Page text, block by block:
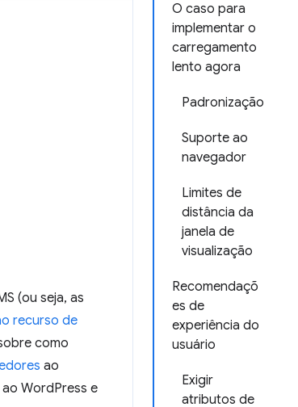
O caso para
implementar o
carregamento
lento agora
Padronização
Suporte ao
navegador
Limites de
distância da
janela de
visualização
Recomendaçõ
es de
experiência do
usuário
Exigir
atributos de
(ou seja, as
recurso de
como
ao
WordPress e